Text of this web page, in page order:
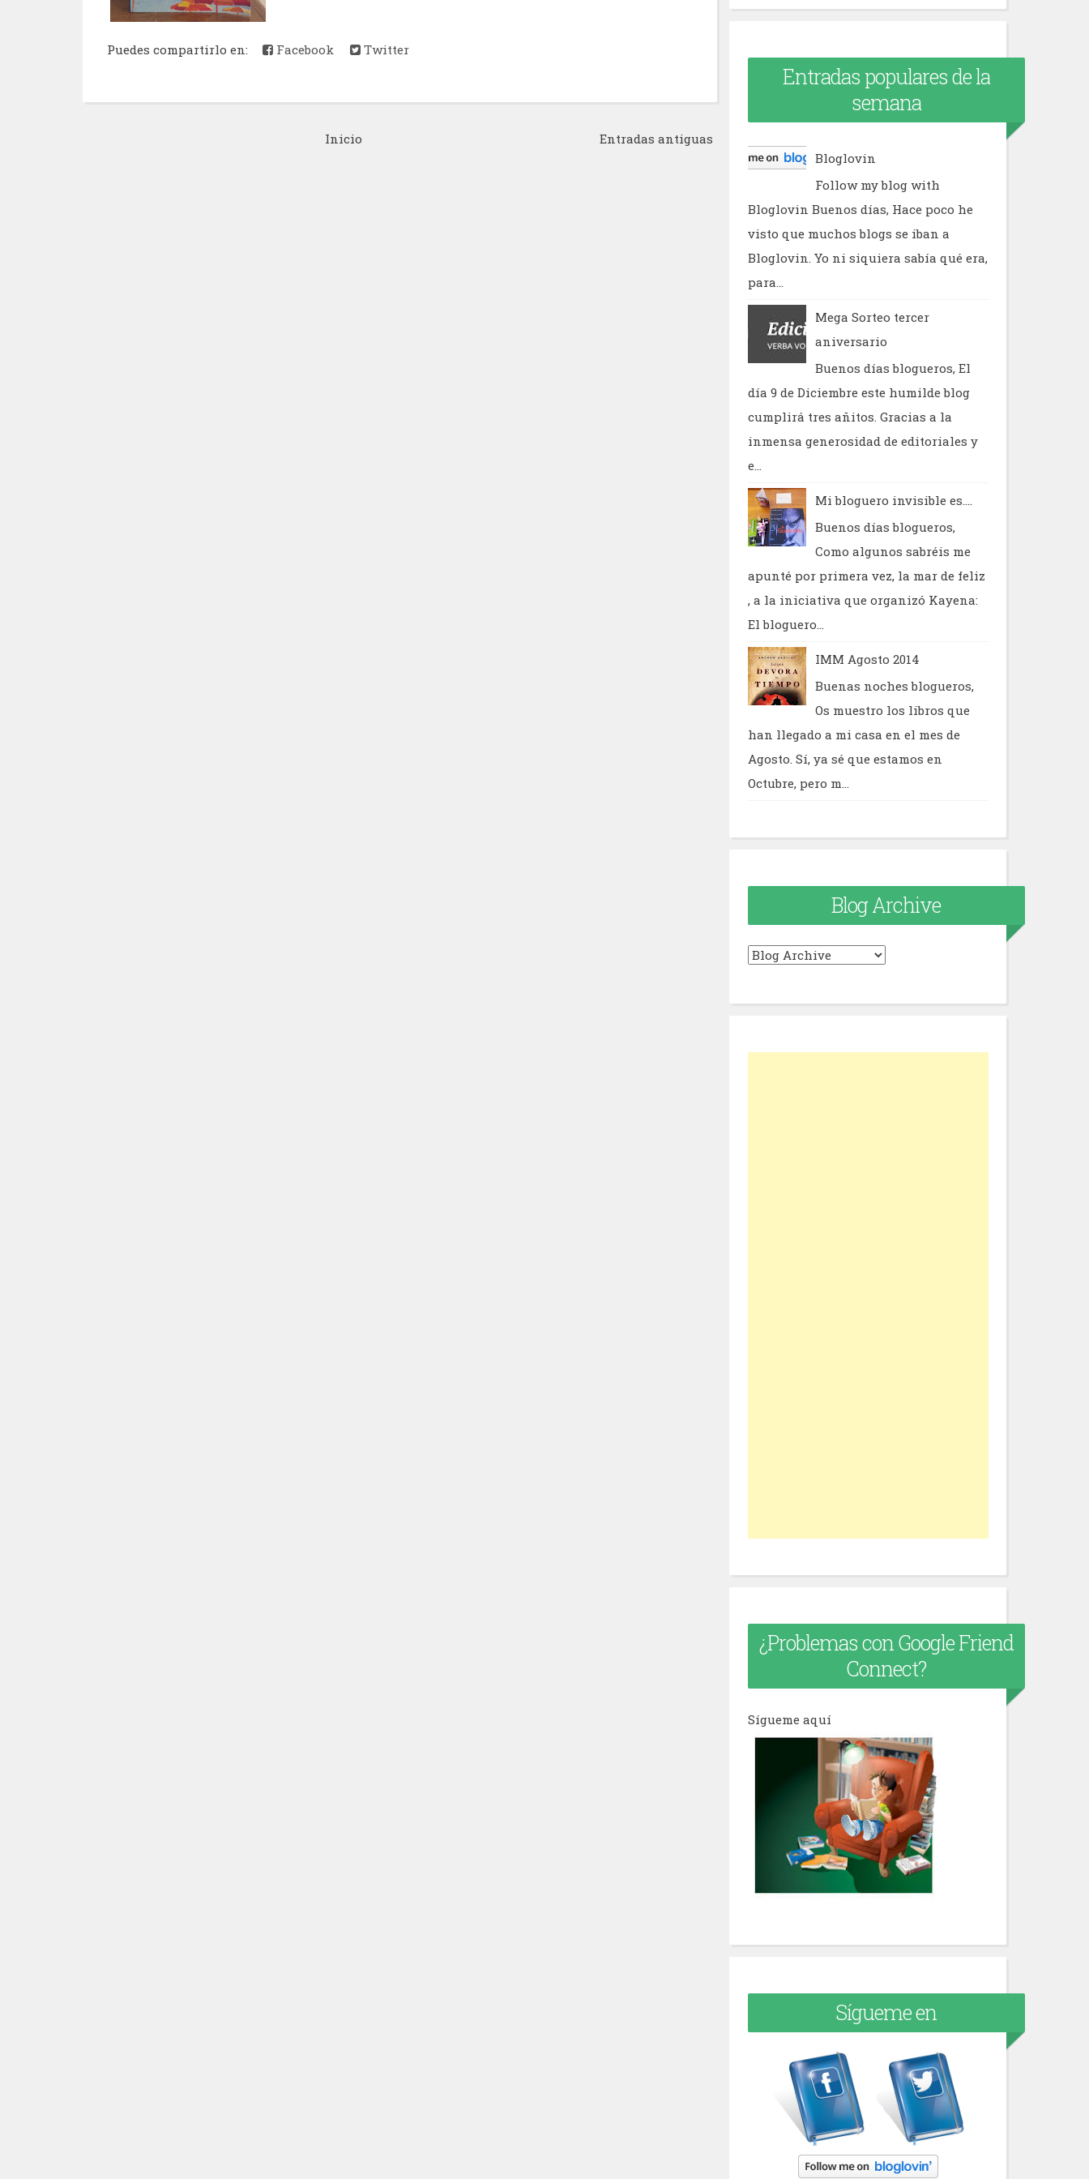
Puedes compartirlo en: Facebook Twitter
Entradas antiguas
Inicio
Entradas populares de la
semana
Bloglovin
Follow my blog with
Bloglovin Buenos días, Hace poco he
visto que muchos blogs se iban a
Bloglovin. Yo ni siquiera sabía qué era,
para...
Mega Sorteo tercer
aniversario
Buenos días blogueros, El
día 9 de Diciembre este humilde blog
cumplirá tres añitos. Gracias a la
inmensa generosidad de editoriales y
e...
Mi bloguero invisible es....
Buenos días blogueros,
Como algunos sabréis me
apunté por primera vez, la mar de feliz
, a la iniciativa que organizó Kayena:
El bloguero...
IMM Agosto 2014
Buenas noches blogueros,
Os muestro los libros que
han llegado a mi casa en el mes de
Agosto. Sí, ya sé que estamos en
Octubre, pero m...
Blog Archive
¿Problemas con Google Friend
Connect?
Sígueme aquí
Sígueme en